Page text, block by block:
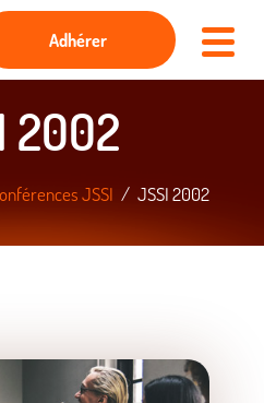
Adhérer
2002
JSSI JSSI 2002